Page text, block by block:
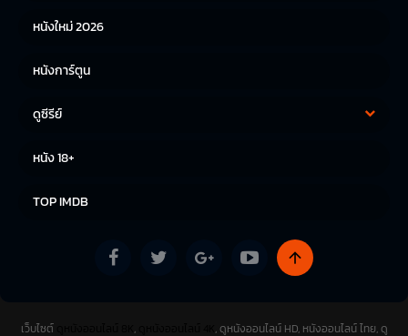
หนังใหม่ 2026
หนังการ์ตูน
ดูซีรีย์
หนัง 18+
TOP IMDB
เว็บไซต์ , , ดูหนังออนไลน์ HD, หนังออนไลน์ ไทย, ดู